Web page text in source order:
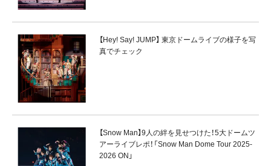
【Hey! Say! JUMP】 東京ドームライブの様子を写
真でチェック
【Snow Man】9人の絆を見せつけた！5大ドームツ
アーライブレポ！「Snow Man Dome Tour 2025-
2026 ON」